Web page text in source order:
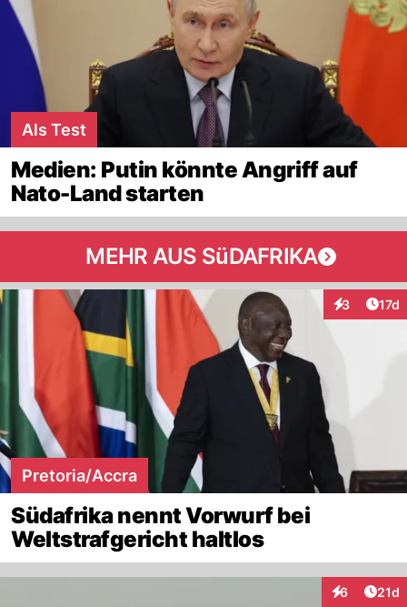
Als Test
Medien: Putin könnte Angriff auf
Nato-Land starten
MEHR AUS SüDAFRIKA
3 17d
Pretoria/Accra
Südafrika nennt Vorwurf bei
Weltstrafgericht haltlos
6
Interaktionen
21d